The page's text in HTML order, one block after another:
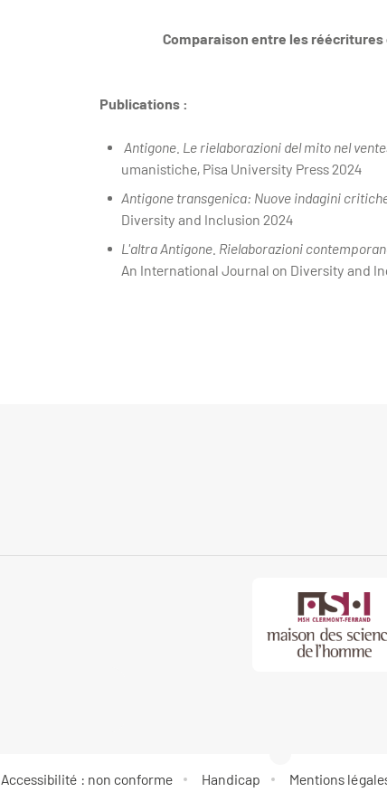
Comparaison entre les
Publications :
Antigone. Le rielaborazioni del mito nel
umanistiche, Pisa University Press 2024
Antigone transgenica: Nuove indagini
Diversity and Inclusion 2024
L'altra Antigone. Rielaborazioni
An International Journal on Diversity and
Accessibilité : non conforme Handicap Mentions